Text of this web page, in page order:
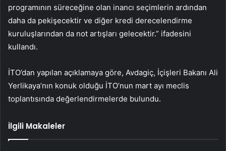
programının süreceğine olan inancı seçimlerin ardından
daha da pekişecektir ve diğer kredi derecelendirme
kuruluşlarından da not artışları gelecektir.” ifadesini
kullandı.
İTO’dan yapılan açıklamaya göre, Avdagiç, İçişleri Bakanı Ali
Yerlikaya’nın konuk olduğu İTO’nun mart ayı meclis
toplantısında değerlendirmelerde bulundu.
İlgili Makaleler